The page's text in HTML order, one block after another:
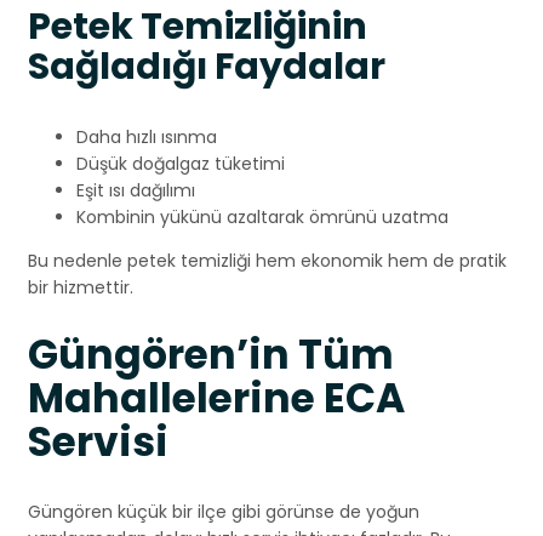
Petek Temizliğinin
Sağladığı Faydalar
Daha hızlı ısınma
Düşük doğalgaz tüketimi
Eşit ısı dağılımı
Kombinin yükünü azaltarak ömrünü uzatma
Bu nedenle petek temizliği hem ekonomik hem de pratik
bir hizmettir.
Güngören’in Tüm
Mahallelerine ECA
Servisi
Güngören küçük bir ilçe gibi görünse de yoğun